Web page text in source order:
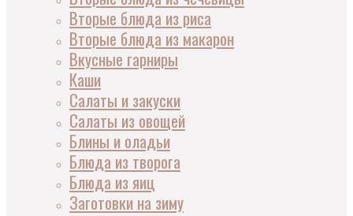
Вторые блюда из риса
Вторые блюда из макарон
Вкусные гарниры
Каши
Салаты и закуски
Салаты из овощей
Блины и оладьи
Блюда из творога
Блюда из яиц
Заготовки на зиму